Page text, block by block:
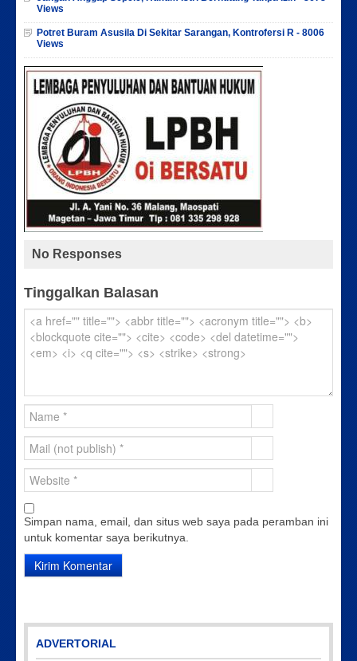
Views
Potret Buram Asusila Di Sekitar Sarangan, Kontrofersi R - 8006
Views
No Responses
Tinggalkan Balasan
Simpan nama, email, dan situs web saya pada peramban ini
untuk komentar saya berikutnya.
ADVERTORIAL